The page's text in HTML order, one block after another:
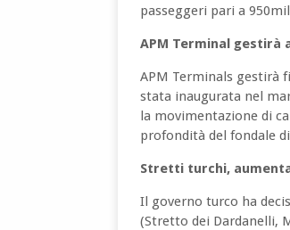
passeggeri pari a
APM Terminal gestirà
APM Terminals gestirà
stata inaugurata nel
la movimentazione di
profondità del fondale
Stretti turchi,
Il governo turco ha
(Stretto dei Dardanelli,